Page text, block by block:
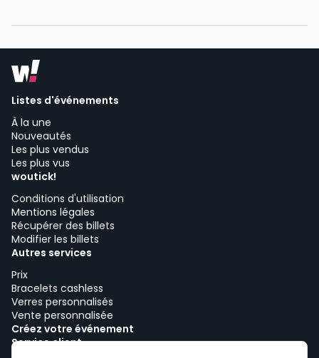
Listes d'événements
À la une
Nouveautés
Les plus vendus
Les plus vus
woutick!
Conditions d'utilisation
Mentions légales
Récupérer des billets
Modifier les billets
Autres services
Prix
Bracelets cashless
Verres personnalisés
Vente personnalisée
Créez votre événement
Service client